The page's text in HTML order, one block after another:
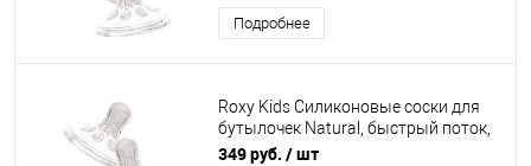
Подробнее
Roxy Kids Силиконовые соски для
бутылочек Natural, быстрый поток,
6 мес+, 2 шт
349 руб. / шт